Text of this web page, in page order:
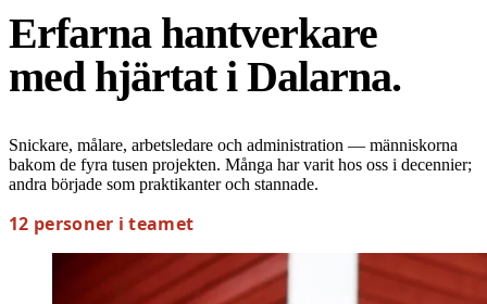
Erfarna hantverkare
med hjärtat i Dalarna.
Snickare, målare, arbetsledare och administration — människorna
bakom de fyra tusen projekten. Många har varit hos oss i decennier;
andra började som praktikanter och stannade.
12 personer i teamet